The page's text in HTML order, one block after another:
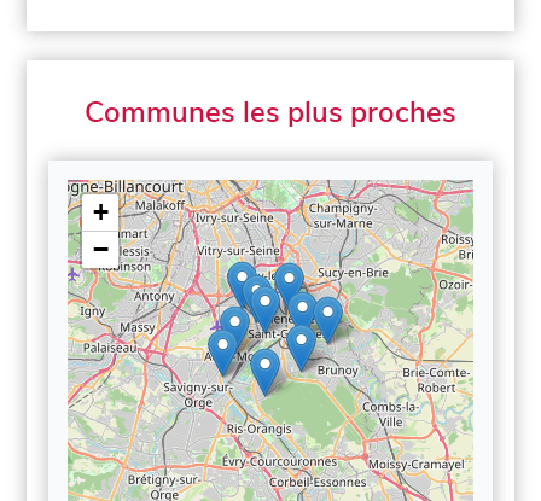
Communes les plus proches
+
−